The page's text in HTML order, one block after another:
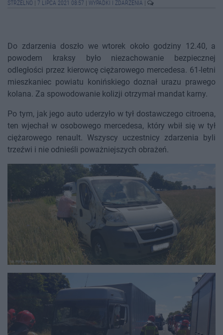
STRZELNO 7 LIPCA 2021 08:57 WYPADKI I ZDARZENIA
Do zdarzenia doszło we wtorek około godziny 12.40, a
powodem kraksy było niezachowanie bezpiecznej
odległości przez kierowcę ciężarowego mercedesa. 61-letni
mieszkaniec powiatu konińskiego doznał urazu prawego
kolana. Za spowodowanie kolizji otrzymał mandat karny.
Po tym, jak jego auto uderzyło w tył dostawczego citroena,
ten wjechał w osobowego mercedesa, który wbił się w tył
ciężarowego renault. Wszyscy uczestnicy zdarzenia byli
trzeźwi i nie odnieśli poważniejszych obrażeń.